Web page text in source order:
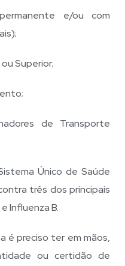
e/ou com
Superior;
de Transporte
Único de Saúde
três dos principais
Influenza B.
é preciso ter em mãos,
ou certidão de